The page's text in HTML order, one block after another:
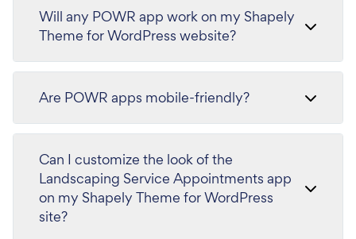
Will any POWR app work on my Shapely
Theme for WordPress website?
Are POWR apps mobile-friendly?
Can I customize the look of the
Landscaping Service Appointments app
on my Shapely Theme for WordPress
site?